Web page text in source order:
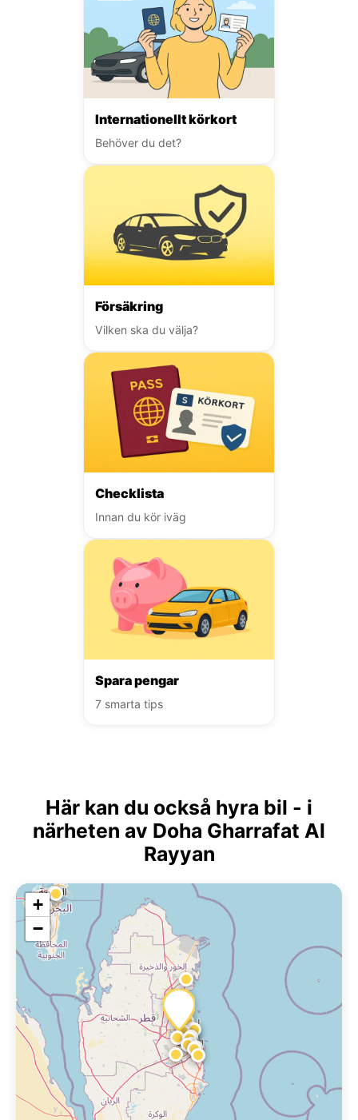
Internationellt körkort
Behöver du det?
Försäkring
Vilken ska du välja?
Checklista
Innan du kör iväg
Spara pengar
7 smarta tips
Här kan du också hyra bil - i
närheten av Doha Gharrafat Al
Rayyan
+
−